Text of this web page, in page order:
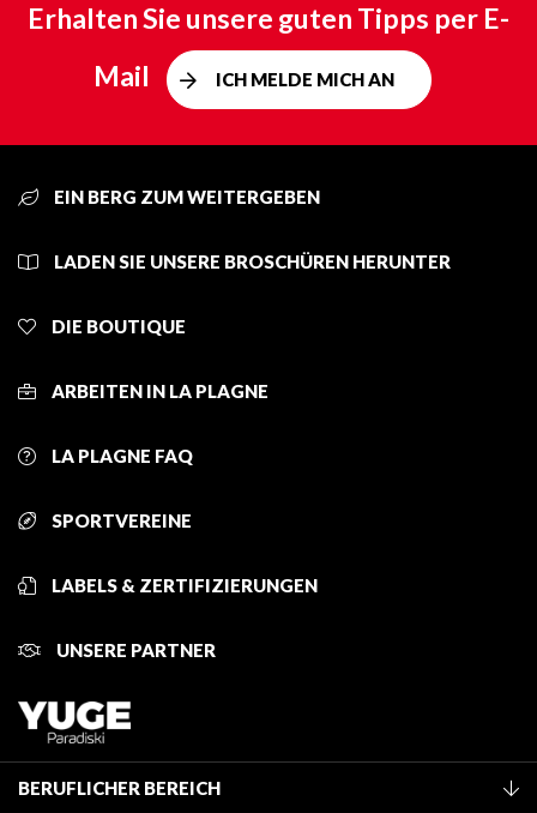
Erhalten Sie unsere guten Tipps per E-
Mail
ICH MELDE MICH AN
EIN BERG ZUM WEITERGEBEN
LADEN SIE UNSERE BROSCHÜREN HERUNTER
DIE BOUTIQUE
ARBEITEN IN LA PLAGNE
LA PLAGNE FAQ
SPORTVEREINE
LABELS & ZERTIFIZIERUNGEN
UNSERE PARTNER
BERUFLICHER BEREICH